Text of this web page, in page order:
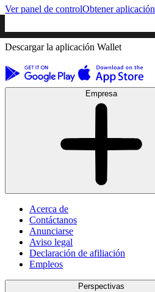
Ver panel de controlObtener aplicación
Descargar la aplicación Wallet
Empresa
Acerca de
Contáctanos
Anunciarse
Aviso legal
Declaración de afiliación
Empleos
Perspectivas